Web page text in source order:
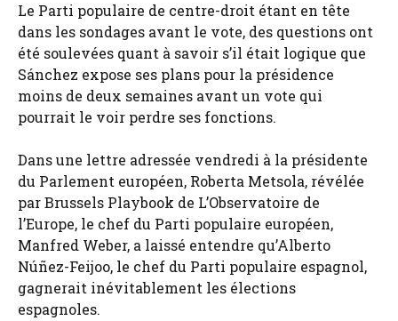
Le Parti populaire de centre-droit étant en tête
dans les sondages avant le vote, des questions ont
été soulevées quant à savoir s’il était logique que
Sánchez expose ses plans pour la présidence
moins de deux semaines avant un vote qui
pourrait le voir perdre ses fonctions.
Dans une lettre adressée vendredi à la présidente
du Parlement européen, Roberta Metsola, révélée
par Brussels Playbook de L’Observatoire de
l’Europe, le chef du Parti populaire européen,
Manfred Weber, a laissé entendre qu’Alberto
Núñez-Feijoo, le chef du Parti populaire espagnol,
gagnerait inévitablement les élections
espagnoles.